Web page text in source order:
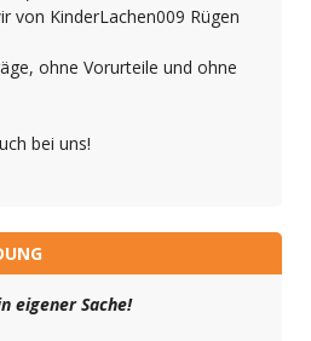
von KinderLachen009 Rügen
ohne Vorurteile und ohne
bei uns!
eigener Sache!